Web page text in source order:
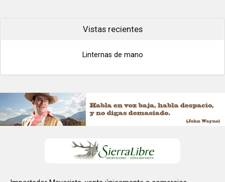
Vistas recientes
Linternas de mano